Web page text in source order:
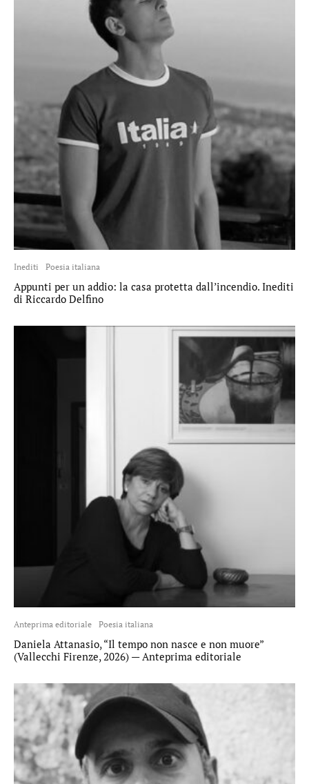
Inediti Poesia italiana
Appunti per un addio: la casa protetta dall’incendio. Inediti
di Riccardo Delfino
Anteprima editoriale Poesia italiana
Daniela Attanasio, “Il tempo non nasce e non muore”
(Vallecchi Firenze, 2026) — Anteprima editoriale